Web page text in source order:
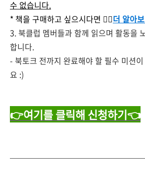
수 없습니다.
* 책을 구매하고 싶으시다면 👉🏻더 알아
3. 북클럽 멤버들과 함께 읽으며 활동을
합니다.
- 북토크 전까지 완료해야 할 필수 미션
요 :)
👉여기를 클릭해 신청하기👈